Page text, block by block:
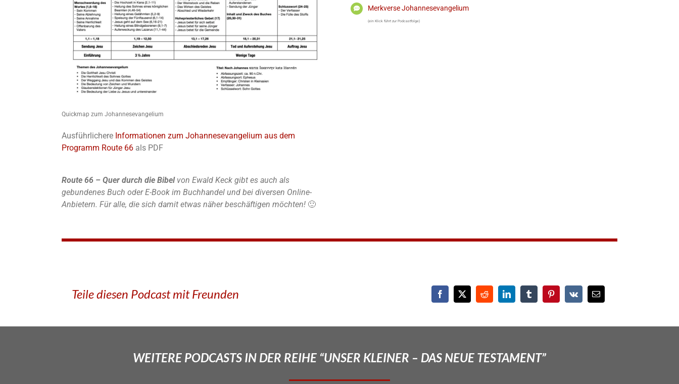
Quickmap zum Johannesevangelium
Ausführlichere Informationen zum Johannesevangelium aus dem
Programm Route 66 als PDF
Route 66 – Quer durch die Bibel von Ewald Keck gibt es auch als
gebundenes Buch oder E-Book im Buchhandel und bei diversen Online-
Anbietern. Für alle, die sich damit etwas näher beschäftigen möchten! 🙂
Merkverse Johannesevangelium
(ein Klick führt zur Podcastfolge)
Teile diesen Podcast mit Freunden
WEITERE PODCASTS IN DER REIHE “UNSER KLEINER – DAS NEUE TESTAMENT”